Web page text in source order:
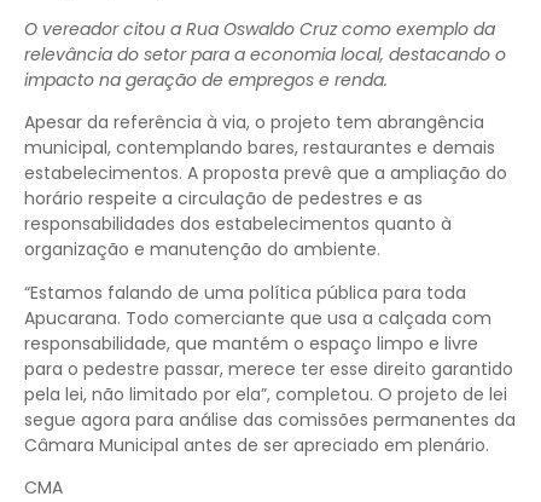
O vereador citou a Rua Oswaldo Cruz como exemplo da
relevância do setor para a economia local, destacando o
impacto na geração de empregos e renda.
Apesar da referência à via, o projeto tem abrangência
municipal, contemplando bares, restaurantes e demais
estabelecimentos. A proposta prevê que a ampliação do
horário respeite a circulação de pedestres e as
responsabilidades dos estabelecimentos quanto à
organização e manutenção do ambiente.
“Estamos falando de uma política pública para toda
Apucarana. Todo comerciante que usa a calçada com
responsabilidade, que mantém o espaço limpo e livre
para o pedestre passar, merece ter esse direito garantido
pela lei, não limitado por ela”, completou. O projeto de lei
segue agora para análise das comissões permanentes da
Câmara Municipal antes de ser apreciado em plenário.
CMA